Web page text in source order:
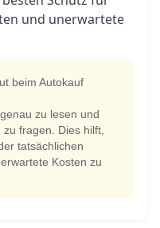
und unerwartete
beim Autokauf
zu lesen und
fragen. Dies hilft,
tatsächlichen
Kosten zu